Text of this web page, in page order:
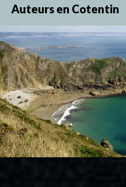
Skip
content
Auteurs en Cotentin